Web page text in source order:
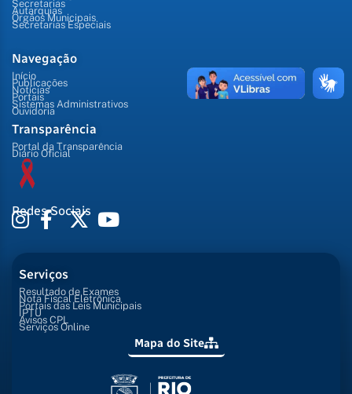
Secretarias
Autarquias
Órgãos Municipais
Secretarias Especiais
Navegação
Início
Publicações
Notícias
Portais
Sistemas Administrativos
Ouvidoria
Transparência
Portal da Transparência
Diário Oficial
Redes Sociais
Serviços
Resultado de Exames
Nota Fiscal Eletrônica
Portais das Leis Municipais
IPTU
Avisos CPL
Serviços Online
Mapa do Site